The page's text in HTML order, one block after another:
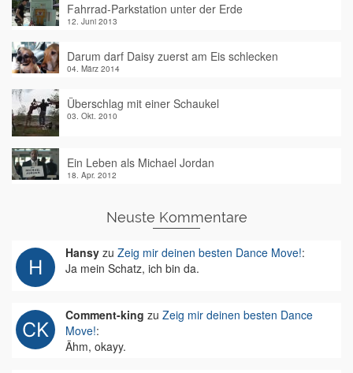
Fahrrad-Parkstation unter der Erde
12. Juni 2013
Darum darf Daisy zuerst am Eis schlecken
04. März 2014
Überschlag mit einer Schaukel
03. Okt. 2010
Ein Leben als Michael Jordan
18. Apr. 2012
Neuste Kommentare
Hansy zu Zeig mir deinen besten Dance Move!:
Ja mein Schatz, ich bin da.
Comment-king zu Zeig mir deinen besten Dance
Move!:
Ähm, okayy.